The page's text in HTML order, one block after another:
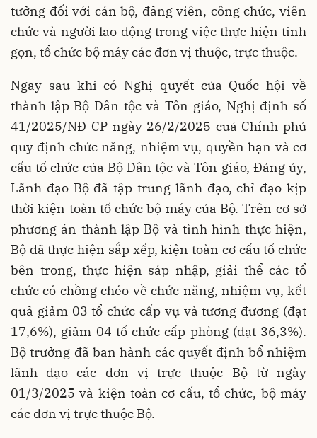
tưởng đối với cán bộ, đảng viên, công chức, viên
chức và người lao động trong việc thực hiện tinh
gọn, tổ chức bộ máy các đơn vị thuộc, trực thuộc.
Ngay sau khi có Nghị quyết của Quốc hội về
thành lập Bộ Dân tộc và Tôn giáo, Nghị định số
41/2025/NĐ-CP ngày 26/2/2025 cuả Chính phủ
quy định chức năng, nhiệm vụ, quyền hạn và cơ
cấu tổ chức của Bộ Dân tộc và Tôn giáo, Đảng ủy,
Lãnh đạo Bộ đã tập trung lãnh đạo, chỉ đạo kịp
thời kiện toàn tổ chức bộ máy của Bộ. Trên cơ sở
phương án thành lập Bộ và tình hình thực hiện,
Bộ đã thực hiện sắp xếp, kiện toàn cơ cấu tổ chức
bên trong, thực hiện sáp nhập, giải thể các tổ
chức có chồng chéo về chức năng, nhiệm vụ, kết
quả giảm 03 tổ chức cấp vụ và tương đương (đạt
17,6%), giảm 04 tổ chức cấp phòng (đạt 36,3%).
Bộ trưởng đã ban hành các quyết định bổ nhiệm
lãnh đạo các đơn vị trực thuộc Bộ từ ngày
01/3/2025 và kiện toàn cơ cấu, tổ chức, bộ máy
các đơn vị trực thuộc Bộ.